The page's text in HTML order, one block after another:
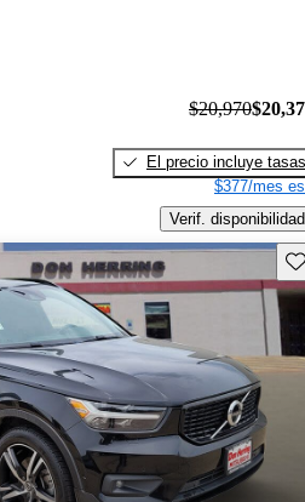
$20,970
El precio incluye tasas
$377/mes
Verif. disponibilidad